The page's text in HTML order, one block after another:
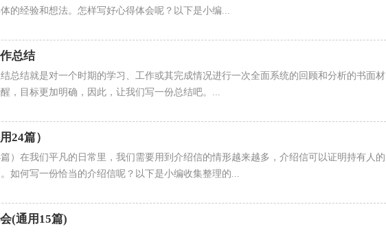
的经验和想法。怎样写好心得体会呢？以下是小编...
总结
总结就是对一个时期的学习、工作或其完成情况进行一次全面系统的回顾和分析的书面材
，目标更加明确，因此，让我们写一份总结吧。...
24篇）
）在我们平凡的日常里，我们需要用到介绍信的情形越来越多，介绍信可以证明持有人的
如何写一份恰当的介绍信呢？以下是小编收集整理的...
(通用15篇)